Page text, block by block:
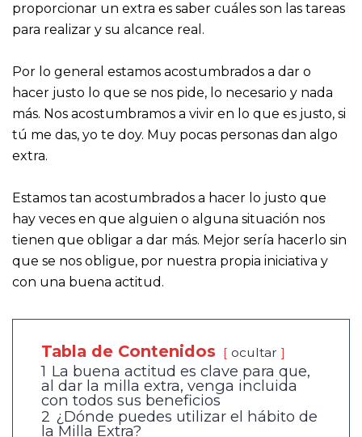
proporcionar un extra es saber cuáles son las tareas
para realizar y su alcance real.
Por lo general estamos acostumbrados a dar o
hacer justo lo que se nos pide, lo necesario y nada
más. Nos acostumbramos a vivir en lo que es justo, si
tú me das, yo te doy. Muy pocas personas dan algo
extra.
Estamos tan acostumbrados a hacer lo justo que
hay veces en que alguien o alguna situación nos
tienen que obligar a dar más. Mejor sería hacerlo sin
que se nos obligue, por nuestra propia iniciativa y
con una buena actitud.
Tabla de Contenidos ocultar
1 La buena actitud es clave para que,
al dar la milla extra, venga incluida
con todos sus beneficios
2 ¿Dónde puedes utilizar el hábito de
la Milla Extra?